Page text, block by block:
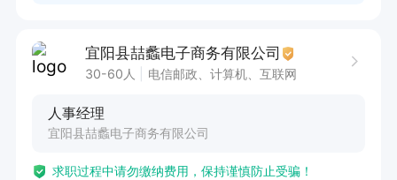
宜阳县喆蠡电子商务有限公司
30-60人 电信邮政、计算机、互联网
人事经理
宜阳县喆蠡电子商务有限公司
求职过程中请勿缴纳费用，保持谨慎防止受骗！